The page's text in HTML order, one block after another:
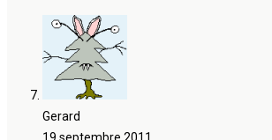
Gerard
19 septembre 2011